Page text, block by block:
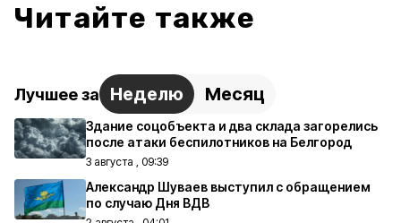
Читайте также
Лучшее за Неделю Месяц
Здание соцобъекта и два склада загорелись
после атаки беспилотников на Белгород
3 августа , 09:39
Александр Шуваев выступил с обращением
по случаю Дня ВДВ